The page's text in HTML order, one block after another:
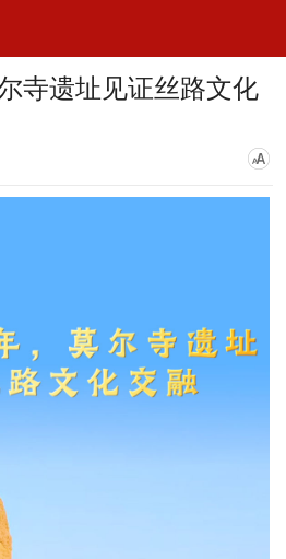
寺遗址见证丝路文化